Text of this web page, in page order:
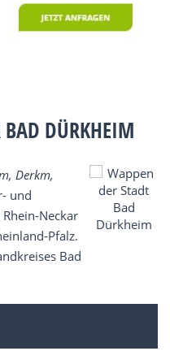
BAD DÜRKHEIM
Derkm,
und
Neckar
Pfalz.
Bad